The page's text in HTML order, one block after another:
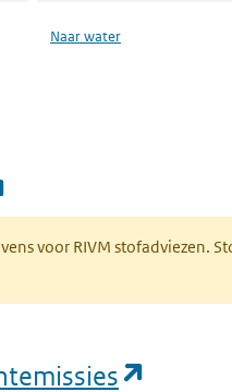
Naar water
voor RIVM stofadviezen.